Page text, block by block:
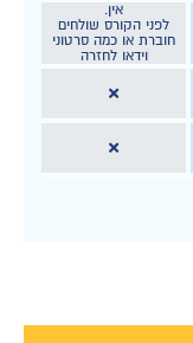
אין.
לפני הקורס שולחים
חוברת או כמה סרטוני
וידאו לחזרה